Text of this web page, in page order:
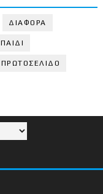
ΔΙΑΦΟΡΑ
ΠΑΙΔΙ
ΠΡΩΤΟΣΕΛΙΔΟ